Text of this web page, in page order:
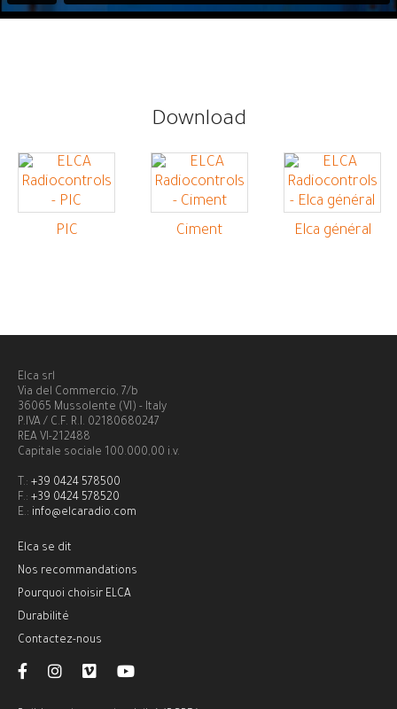
Download
PIC Ciment Elca général
Elca srl
Via del Commercio, 7/b
36065 Mussolente (VI) - Italy
P.IVA / C.F. R.I. 02180680247
REA VI-212488
Capitale sociale 100.000,00 i.v.
T.: +39 0424 578500
F.: +39 0424 578520
E.: info@elcaradio.com
Elca se dit
Nos recommandations
Pourquoi choisir ELCA
Durabilité
Contactez-nous